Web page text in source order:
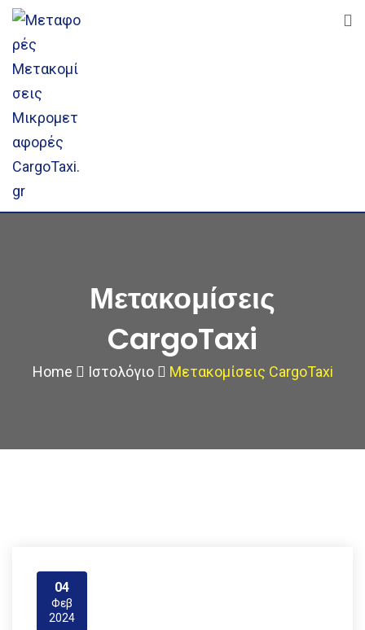
Skip
content
Μετακομίσεις
CargoTaxi
Home Ιστολόγιο Μετακομίσεις CargoTaxi
04
Φεβ
2024